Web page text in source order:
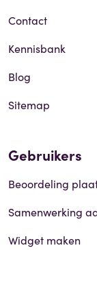
Contact
Kennisbank
Blog
Sitemap
Gebruikers
Beoordeling
Samenwerking
Widget maken